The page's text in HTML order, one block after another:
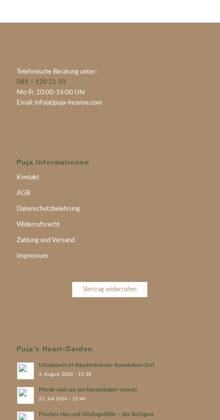
Telefonische Beratung unter:
089 – 120 21 50
Mo-Fr, 10:00-16:00 Uhr
Email: info(at)puja-incense.com
Puja Informationen
Kontakt
AGB
Datenschutzbelehrung
Widerrufsrecht
Zahlung und Versand
Impressum
Vertrag widerrufen
Puja’s Heart-Garden
Urlaubszeit ist Räucherkräuter-Kennenlern-Zeit
5. August 2026 - 15:38
Pferde sind uns um Nasenlängen voraus!
22. Juli 2026 - 15:44
Frisches Heu und Glücksgefühle – das Ruchgras